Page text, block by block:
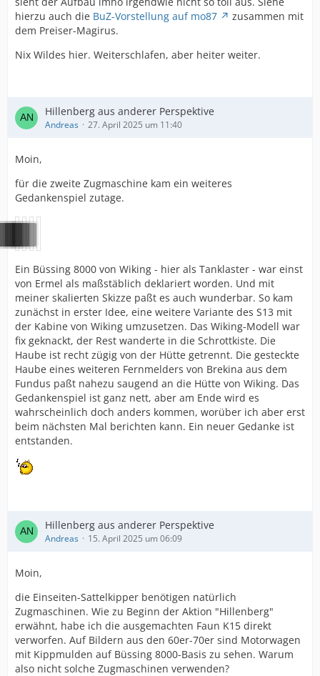
hierzu auch die BuZ-Vorstellung auf mo87
zusammen mit
dem Preiser-Magirus.
Nix Wildes hier. Weiterschlafen, aber heiter weiter.
Hillenberg aus anderer Perspektive
Andreas 27. April 2025 um 11:40
Moin,
für die zweite Zugmaschine kam ein weiteres
Gedankenspiel zutage.
Ein Büssing 8000 von Wiking - hier als Tanklaster - war einst
von Ermel als maßstäblich deklariert worden. Und mit
meiner skalierten Skizze paßt es auch wunderbar. So kam
zunächst in erster Idee, eine weitere Variante des S13 mit
der Kabine von Wiking umzusetzen. Das Wiking-Modell war
fix geknackt, der Rest wanderte in die Schrottkiste. Die
Haube ist recht zügig von der Hütte getrennt. Die gesteckte
Haube eines weiteren Fernmelders von Brekina aus dem
Fundus paßt nahezu saugend an die Hütte von Wiking. Das
Gedankenspiel ist ganz nett, aber am Ende wird es
wahrscheinlich doch anders kommen, worüber ich aber erst
beim nächsten Mal berichten kann. Ein neuer Gedanke ist
entstanden.
Hillenberg aus anderer Perspektive
Andreas 15. April 2025 um 06:09
Moin,
die Einseiten-Sattelkipper benötigen natürlich
Zugmaschinen. Wie zu Beginn der Aktion "Hillenberg"
erwähnt, habe ich die ausgemachten Faun K15 direkt
verworfen. Auf Bildern aus den 60er-70er sind Motorwagen
mit Kippmulden auf Büssing 8000-Basis zu sehen. Warum
also nicht solche Zugmaschinen verwenden?